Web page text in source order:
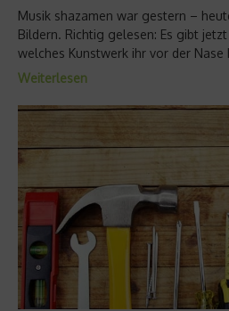
Musik shazamen war gestern –
Bildern. Richtig gelesen: Es gibt
welches Kunstwerk ihr vor der Nase
Weiterlesen